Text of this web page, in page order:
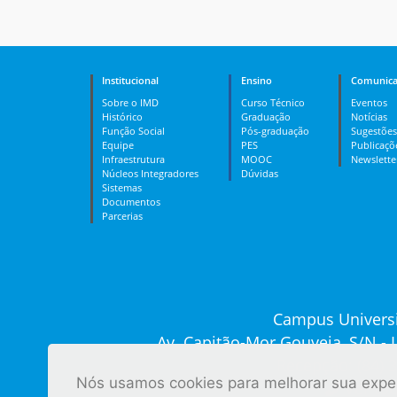
Nós usamos cookies para melhorar sua
Institucional
Sobre o IMD
Histórico
Função Social
Equipe
Infraestrutura
Núcleos Integradores
Sistemas
Documentos
Parcerias
Ensino
Curso Técnico
Graduação
Pós-graduação
PES
MOOC
Dúvidas
Eventos
Notícias
Campus
Av. Capitão-Mor Gouveia, S/N -
Ver